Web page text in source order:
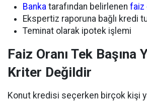
Banka tarafından belirlenen faiz
Ekspertiz raporuna bağlı kredi
Teminat olarak ipotek işlemi
Faiz Oranı Tek Başına
Kriter Değildir
Konut kredisi seçerken birçok kişi